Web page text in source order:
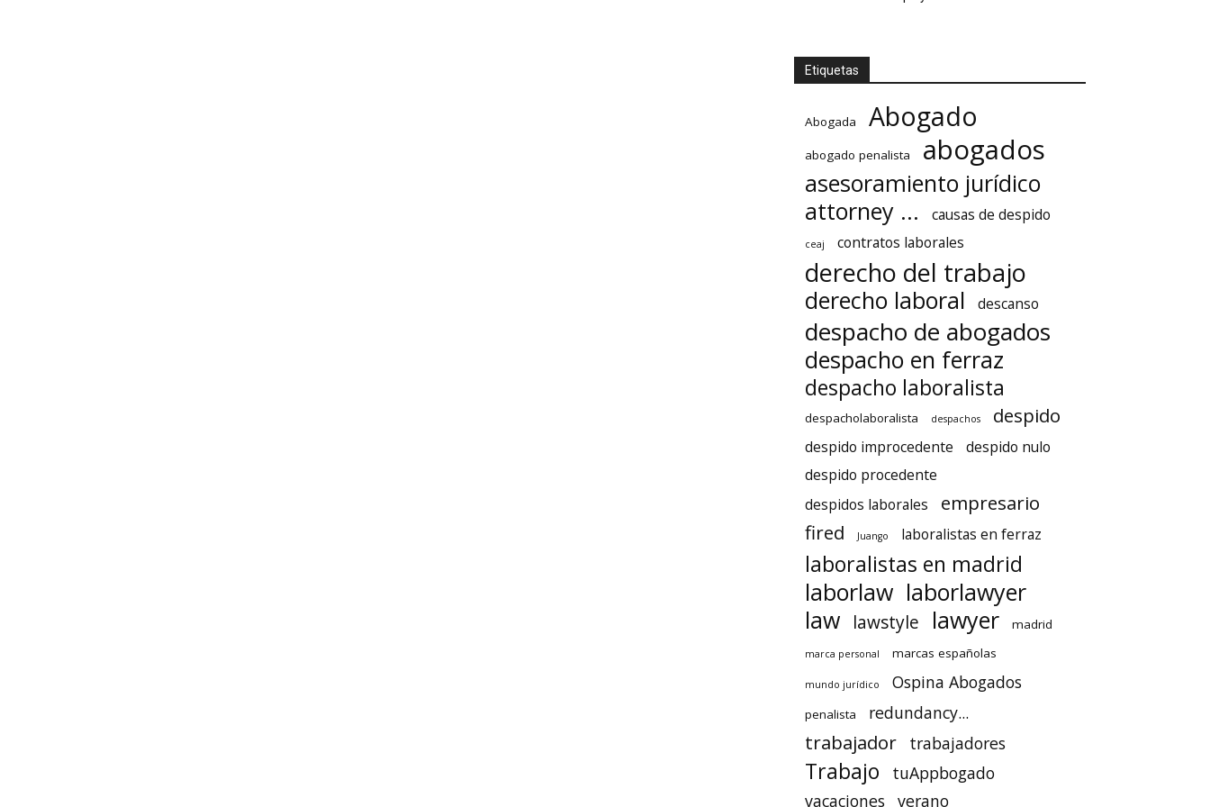
Etiquetas
Abogada Abogado
abogado penalista abogados
asesoramiento jurídico
attorney ...
causas de despido
ceaj contratos laborales
derecho del trabajo
derecho laboral descanso
despacho de abogados
despacho en ferraz
despacho laboralista
despacholaboralista despachos despido
despido improcedente
despido nulo
despido procedente
despidos laborales
empresario
fired
Juango laboralistas en ferraz
laboralistas en madrid
laborlaw laborlawyer
law
lawstyle lawyer madrid
marca personal marcas españolas
mundo jurídico Ospina Abogados
penalista redundancy...
trabajador trabajadores
Trabajo
tuAppbogado
vacaciones
verano